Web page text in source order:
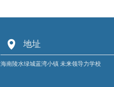
넹 地址
海南陵水绿城蓝湾小镇 未来领导力学校